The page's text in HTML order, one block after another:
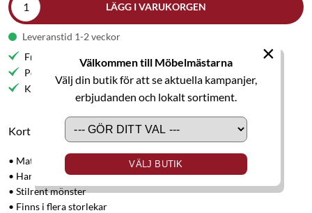
Välkommen till Möbelmästarna
Välj din butik för att se aktuella kampanjer,
erbjudanden och lokalt sortiment.
VÄLJ BUTIK
×
LÄGG I VARUKORGEN
Leveranstid 1-2 veckor
Fri frakt till butik
Personlig service
Kvalitetsmöbler
Kort produktbeskrivning
• Matta
• Handvävd i ull
• Stilrent mönster
• Finns i flera storlekar